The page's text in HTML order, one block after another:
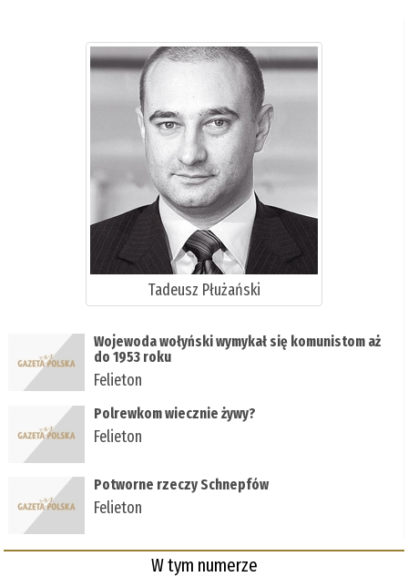
Tadeusz Płużański
Wojewoda wołyński wymykał się komunistom aż
do 1953 roku
Felieton
Polrewkom wiecznie żywy?
Felieton
Potworne rzeczy Schnepfów
Felieton
W tym numerze